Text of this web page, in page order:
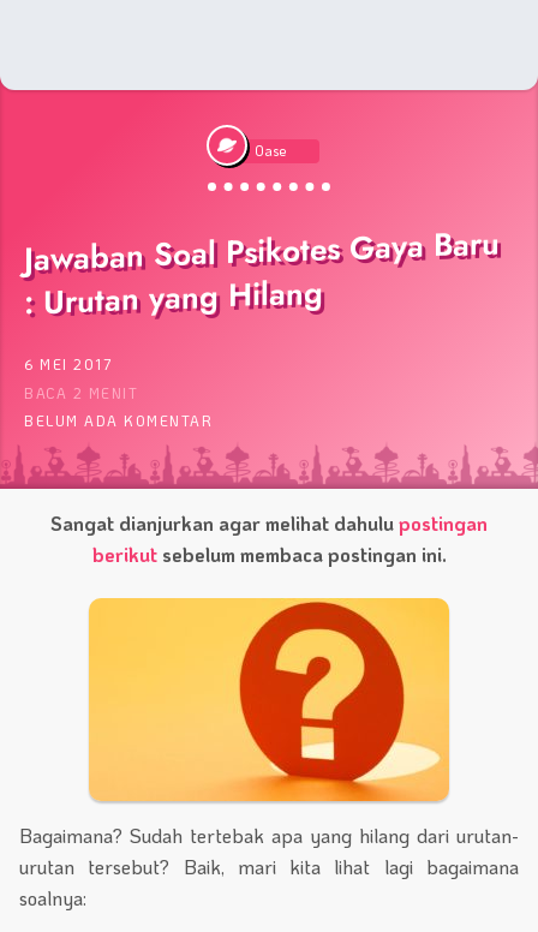
Oase
Jawaban Soal Psikotes Gaya Baru
: Urutan yang Hilang
6 MEI 2017
BACA 2 MENIT
BELUM ADA KOMENTAR
Sangat dianjurkan agar melihat dahulupostingan
berikut sebelum membaca postingan ini.
Bagaimana? Sudah tertebak apa yang hilang dari urutan-
urutan tersebut? Baik, mari kita lihat lagi bagaimana
soalnya: